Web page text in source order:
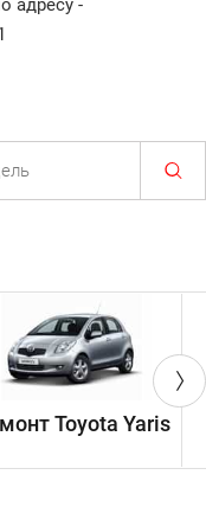
адресу -
Toyota Yaris